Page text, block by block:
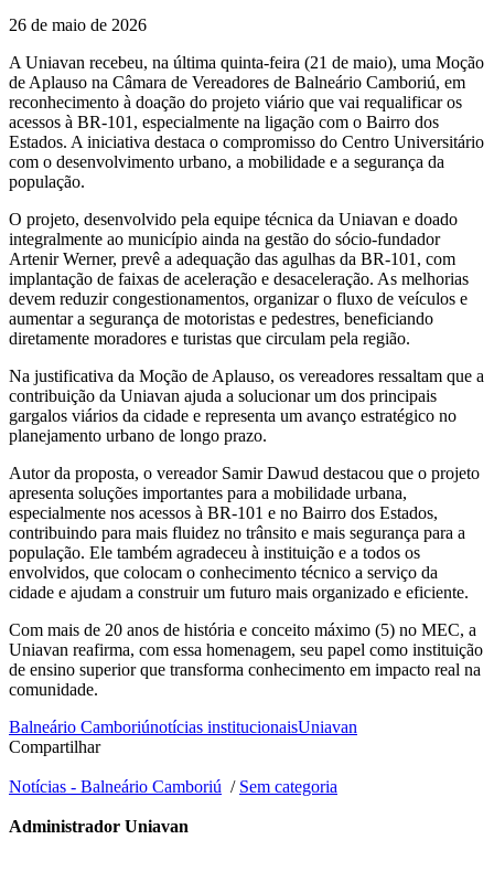
26 de maio de 2026
A Uniavan recebeu, na última quinta-feira (21 de maio), uma Moção
de Aplauso na Câmara de Vereadores de Balneário Camboriú, em
reconhecimento à doação do projeto viário que vai requalificar os
acessos à BR-101, especialmente na ligação com o Bairro dos
Estados. A iniciativa destaca o compromisso do Centro Universitário
com o desenvolvimento urbano, a mobilidade e a segurança da
população.
O projeto, desenvolvido pela equipe técnica da Uniavan e doado
integralmente ao município ainda na gestão do sócio-fundador
Artenir Werner, prevê a adequação das agulhas da BR-101, com
implantação de faixas de aceleração e desaceleração. As melhorias
devem reduzir congestionamentos, organizar o fluxo de veículos e
aumentar a segurança de motoristas e pedestres, beneficiando
diretamente moradores e turistas que circulam pela região.
Na justificativa da Moção de Aplauso, os vereadores ressaltam que a
contribuição da Uniavan ajuda a solucionar um dos principais
gargalos viários da cidade e representa um avanço estratégico no
planejamento urbano de longo prazo.
Autor da proposta, o vereador Samir Dawud destacou que o projeto
apresenta soluções importantes para a mobilidade urbana,
especialmente nos acessos à BR-101 e no Bairro dos Estados,
contribuindo para mais fluidez no trânsito e mais segurança para a
população. Ele também agradeceu à instituição e a todos os
envolvidos, que colocam o conhecimento técnico a serviço da
cidade e ajudam a construir um futuro mais organizado e eficiente.
Com mais de 20 anos de história e conceito máximo (5) no MEC, a
Uniavan reafirma, com essa homenagem, seu papel como instituição
de ensino superior que transforma conhecimento em impacto real na
comunidade.
Balneário Camboriúnotícias institucionaisUniavan
Compartilhar
Notícias - Balneário Camboriú / Sem categoria
Administrador Uniavan